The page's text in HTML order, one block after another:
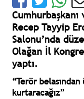
Cumhurbaşkanı
Recep Tayyip
Salonu’nda
Olağan İl
yaptı.
“Terör
kurtaracağız”